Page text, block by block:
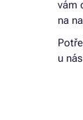
vám
na
u